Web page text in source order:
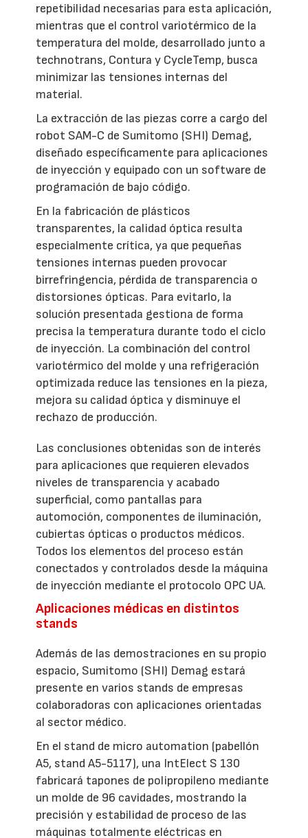
repetibilidad necesarias para esta aplicación,
mientras que el control variotérmico de la
temperatura del molde, desarrollado junto a
technotrans, Contura y CycleTemp, busca
minimizar las tensiones internas del
material.
La extracción de las piezas corre a cargo del
robot SAM-C de Sumitomo (SHI) Demag,
diseñado específicamente para aplicaciones
de inyección y equipado con un software de
programación de bajo código.
En la fabricación de plásticos
transparentes, la calidad óptica resulta
especialmente crítica, ya que pequeñas
tensiones internas pueden provocar
birrefringencia, pérdida de transparencia o
distorsiones ópticas. Para evitarlo, la
solución presentada gestiona de forma
precisa la temperatura durante todo el ciclo
de inyección. La combinación del control
variotérmico del molde y una refrigeración
optimizada reduce las tensiones en la pieza,
mejora su calidad óptica y disminuye el
rechazo de producción.
Las conclusiones obtenidas son de interés
para aplicaciones que requieren elevados
niveles de transparencia y acabado
superficial, como pantallas para
automoción, componentes de iluminación,
cubiertas ópticas o productos médicos.
Todos los elementos del proceso están
conectados y controlados desde la máquina
de inyección mediante el protocolo OPC UA.
Aplicaciones médicas en distintos
stands
Además de las demostraciones en su propio
espacio, Sumitomo (SHI) Demag estará
presente en varios stands de empresas
colaboradoras con aplicaciones orientadas
al sector médico.
En el stand de micro automation (pabellón
A5, stand A5-5117), una IntElect S 130
fabricará tapones de polipropileno mediante
un molde de 96 cavidades, mostrando la
precisión y estabilidad de proceso de las
máquinas totalmente eléctricas en